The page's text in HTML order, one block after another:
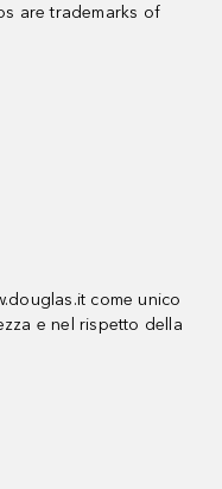
are trademarks of
come unico
e nel rispetto della